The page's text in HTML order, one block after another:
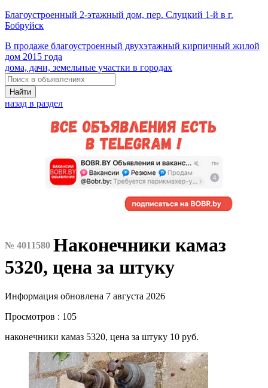
Благоустроенный 2-этажный дом, пер. Слуцкий 1-й в г.
Бобруйск
В продаже благоустроенный двухэтажный кирпичный жилой
дом 2015 года
дома, дачи, земельные участки в городах
Найти
назад в раздел
№ 4011580 Наконечники камаз
5320, цена за штуку
Информация обновлена 7 августа 2026
Просмотров : 105
наконечники камаз 5320, цена за штуку 10 руб.